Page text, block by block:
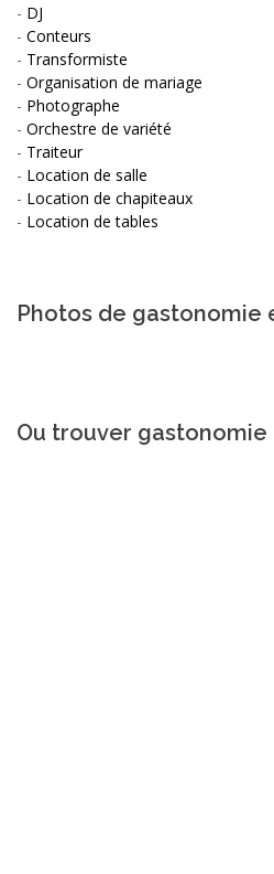
- DJ
- Conteurs
- Transformiste
- Organisation de mariage
- Photographe
- Orchestre de variété
- Traiteur
- Location de salle
- Location de chapiteaux
- Location de tables
Photos de gastonomie
Ou trouver